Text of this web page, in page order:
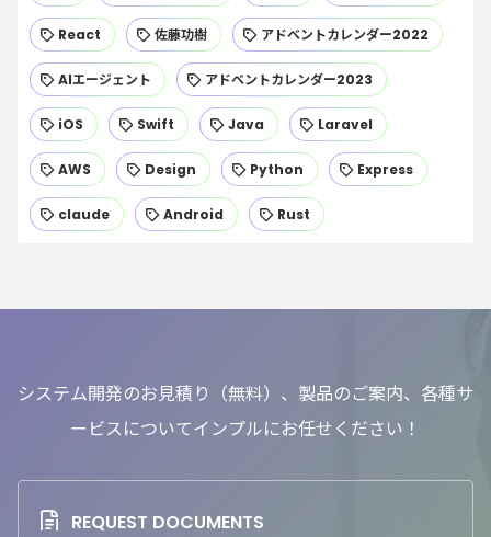
React 佐藤功樹 アドベントカレンダー2022
AIエージェント アドベントカレンダー2023
iOS Swift Java Laravel
AWS Design Python Express
claude Android Rust
システム開発のお見積り（無料）、製品のご案内、各種サ
ービスについてインプルにお任せください！